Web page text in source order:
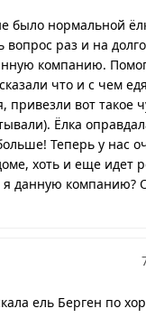
было нормальной
вопрос раз и на
компанию.
что и с чем
привезли вот такое
Ёлка
Теперь у нас
хоть и еще идет
я данную компанию?
ель Берген по